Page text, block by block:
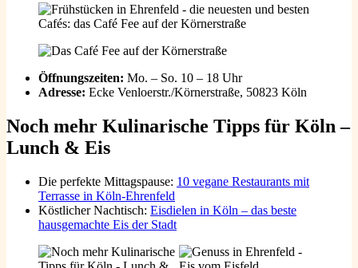
Öffnungszeiten: Mo. – So. 10 – 18 Uhr
Adresse: Ecke Venloerstr./Körnerstraße, 50823 Köln
Noch mehr Kulinarische Tipps für Köln –
Lunch & Eis
Die perfekte Mittagspause: 10 vegane Restaurants mit
Terrasse in Köln-Ehrenfeld
Köstlicher Nachtisch: Eisdielen in Köln – das beste
hausgemachte Eis der Stadt